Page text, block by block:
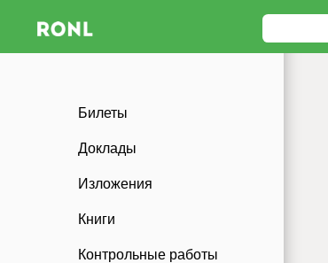
Билеты
Доклады
Изложения
Книги
Контрольные работы